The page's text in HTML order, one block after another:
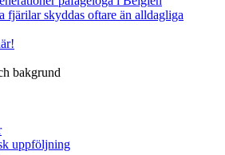
fjärilar skyddas oftare än alldagliga
bakgrund
uppföljning